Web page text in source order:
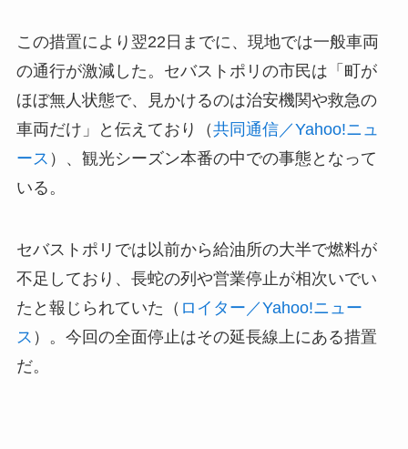
この措置により翌22日までに、現地では一般車両
の通行が激減した。セバストポリの市民は「町が
ほぼ無人状態で、見かけるのは治安機関や救急の
車両だけ」と伝えており（共同通信／Yahoo!ニュ
ース ）、観光シーズン本番の中での事態となって
いる。
セバストポリでは以前から給油所の大半で燃料が
不足しており、長蛇の列や営業停止が相次いでい
たと報じられていた（ ロイター／Yahoo!ニュー
ス ）。今回の全面停止はその延長線上にある措置
だ。